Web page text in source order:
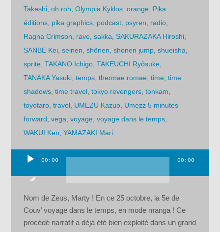
Takeshi ,oh roh ,Olympia Kyklos ,orange Pika
éditions pika graphics podcast psyren radio
Ragna Crimson
rave ,sakka ,SAKURAZAKA Hiroshi
SANBE Kei ,seinen ,shônen ,shonen jump ,shueisha
sprite ,TAKANO Ichigo ,TAKEUCHI Ryôsuke
TANAKA Yasuki ,temps ,thermae romae ,time ,time
shadows ,time travel ,tokyo revengers ,tonkam
toyotaro ,travel UMEZU Kazuo Umezz 5 minutes
forward ,vega ,voyage ,voyage dans le temps
WAKUI Ken ,YAMAZAKI Mari
00:00 00:00
Nom de Zeus, Marty ! En ce 25 octobre, la 5e de
Couv’ voyage dans le temps, en mode manga ! Ce
procédé narratif a déjà été bien exploité dans un grand